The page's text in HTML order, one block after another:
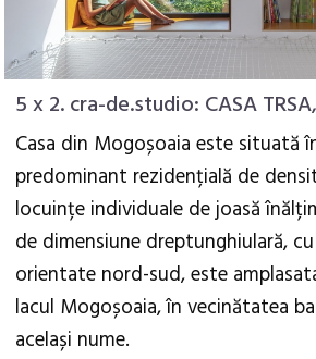
5 x 2. cra-de.studio: CASA
Casa din Mogoșoaia este situată
predominant rezidențială de
locuințe individuale de joasă
de dimensiune dreptunghiulară,
orientate nord-sud, este
lacul Mogoșoaia, în vecinătatea
același nume.